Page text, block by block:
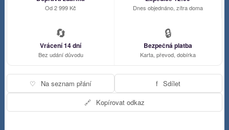
Od 2 999 Kč Dnes objednáno, zítra doma
🔄
Vrácení 14 dní
Bez udání důvodu
🔒
Bezpečná platba
Karta, převod, dobírka
♡ Na seznam přání f Sdílet
🔗 Kopírovat odkaz